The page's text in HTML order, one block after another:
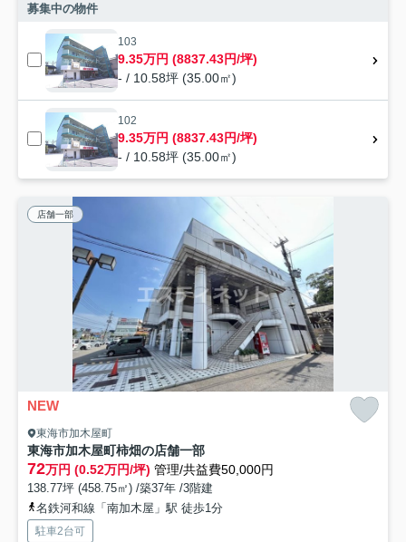
募集中の物件
103
9.35万円 (8837.43円/坪)
- / 10.58坪 (35.00㎡)
102
9.35万円 (8837.43円/坪)
- / 10.58坪 (35.00㎡)
店舗一部
NEW
東海市加木屋町
東海市加木屋町柿畑の店舗一部
72万円 (0.52万円/坪) 管理/共益費50,000円
138.77坪 (458.75㎡) /築37年 /3階建
名鉄河和線「南加木屋」駅 徒歩1分
駐車2台可